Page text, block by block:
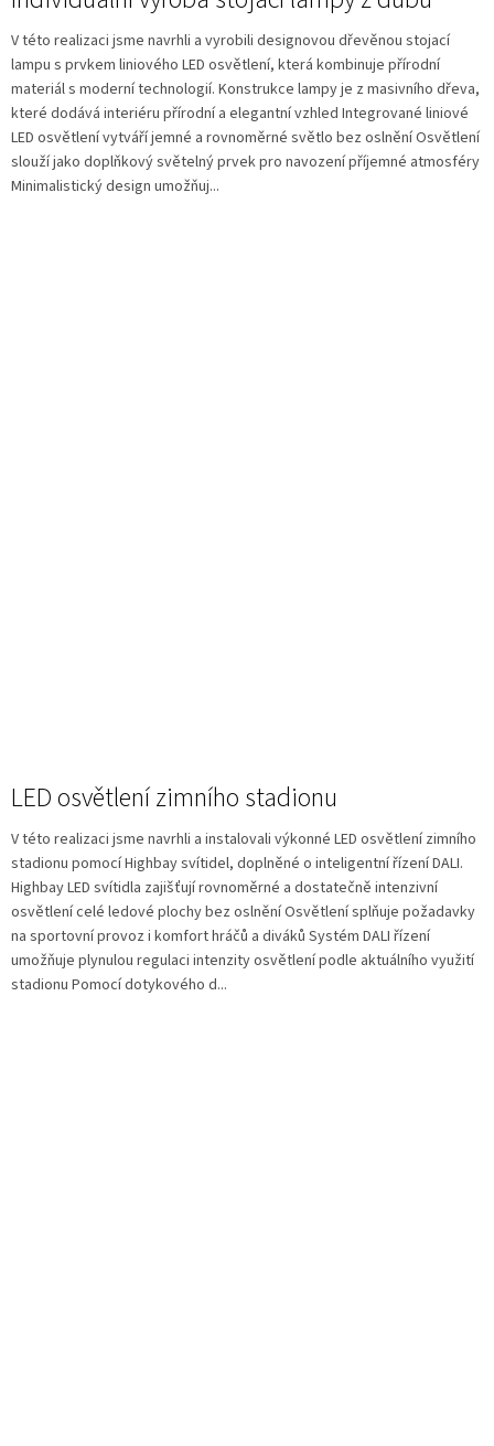
V této realizaci jsme navrhli a vyrobili designovou dřevěnou stojací
lampu s prvkem liniového LED osvětlení, která kombinuje přírodní
materiál s moderní technologií. Konstrukce lampy je z masivního dřeva,
které dodává interiéru přírodní a elegantní vzhled Integrované liniové
LED osvětlení vytváří jemné a rovnoměrné světlo bez oslnění Osvětlení
slouží jako doplňkový světelný prvek pro navození příjemné atmosféry
Minimalistický design umožňuj...
LED osvětlení zimního stadionu
V této realizaci jsme navrhli a instalovali výkonné LED osvětlení zimního
stadionu pomocí Highbay svítidel, doplněné o inteligentní řízení DALI.
Highbay LED svítidla zajišťují rovnoměrné a dostatečně intenzivní
osvětlení celé ledové plochy bez oslnění Osvětlení splňuje požadavky
na sportovní provoz i komfort hráčů a diváků Systém DALI řízení
umožňuje plynulou regulaci intenzity osvětlení podle aktuálního využití
stadionu Pomocí dotykového d...